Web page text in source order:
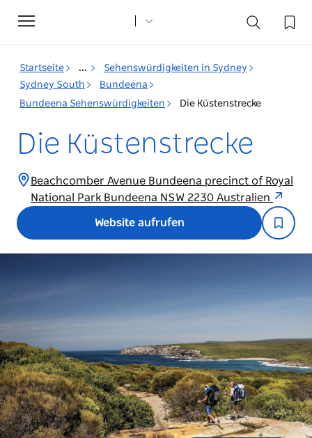
Toggle
navigation
Startseite ...
Sehenswürdigkeiten in Sydney
Sydney South
Bundeena
Bundeena Sehenswürdigkeiten
Die Küstenstrecke
Die Küstenstrecke
Beachcomber Avenue Bundeena precinct of Royal
National Park Bundeena NSW 2230 Australien
Website aufrufen